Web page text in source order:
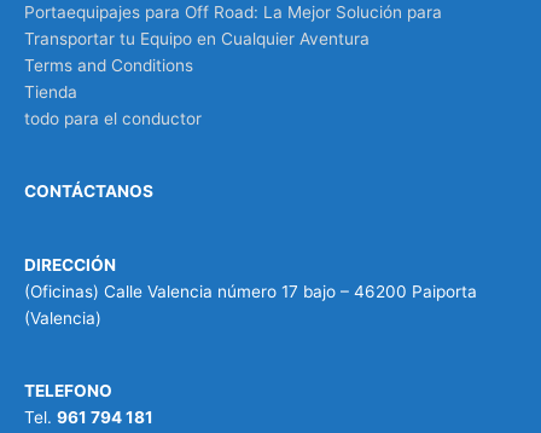
Portaequipajes para Off Road: La Mejor Solución para
Transportar tu Equipo en Cualquier Aventura
Terms and Conditions
Tienda
todo para el conductor
CONTÁCTANOS
DIRECCIÓN
(Oficinas) Calle Valencia número 17 bajo – 46200 Paiporta
(Valencia)
TELEFONO
Tel. 961 794 181